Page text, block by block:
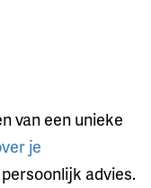
van een unieke
je
advies.